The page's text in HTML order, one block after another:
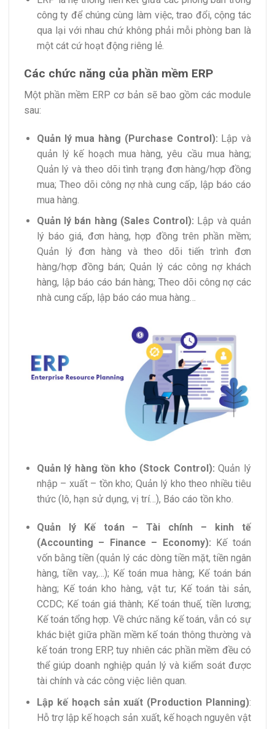
công ty để chúng cùng làm việc, trao đổi, cộng tác
qua lại với nhau chứ không phải mỗi phòng ban là
một cát cứ hoạt động riêng lẻ.
Các chức năng của phần mềm ERP
Một phần mềm ERP cơ bản sẽ bao gồm các module
sau:
Quản lý mua hàng (Purchase Control): Lập và
quản lý kế hoạch mua hàng, yêu cầu mua hàng;
Quản lý và theo dõi tình trạng đơn hàng/hợp đồng
mua; Theo dõi công nợ nhà cung cấp, lập báo cáo
mua hàng.
Quản lý bán hàng (Sales Control): Lập và quản
lý báo giá, đơn hàng, hợp đồng trên phần mềm;
Quản lý đơn hàng và theo dõi tiến trình đơn
hàng/hợp đồng bán; Quản lý các công nợ khách
hàng, lập báo cáo bán hàng; Theo dõi công nợ các
nhà cung cấp, lập báo cáo mua hàng…
Quản lý hàng tồn kho (Stock Control): Quản lý
nhập – xuất – tồn kho; Quản lý kho theo nhiều tiêu
thức (lô, hạn sử dụng, vị trí…), Báo cáo tồn kho.
Quản lý Kế toán – Tài chính – kinh tế
(Accounting – Finance – Economy): Kế toán
vốn bằng tiền (quản lý các dòng tiền mặt, tiền ngân
hàng, tiền vay,…); Kế toán mua hàng; Kế toán bán
hàng; Kế toán kho hàng, vật tư; Kế toán tài sản,
CCDC; Kế toán giá thành; Kế toán thuế, tiền lương;
Kế toán tổng hợp. Về chức năng kế toán, vẫn có sự
khác biệt giữa phần mềm kế toán thông thường và
kế toán trong ERP, tuy nhiên các phần mềm đều có
thể giúp doanh nghiệp quản lý và kiểm soát được
tài chính và các công việc liên quan.
Lập kế hoạch sản xuất (Production Planning):
Hỗ trợ lập kế hoạch sản xuất, kế hoạch nguyên vật